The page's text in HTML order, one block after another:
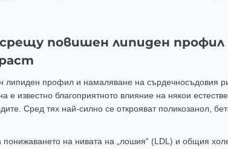
повишен липиден
липиден профил и намаляване на сърдечносъдовия
е известно благоприятното влияние на някои
Сред тях най-силно се открояват поликозанол,
на нивата на „лошия“ (LDL) и общия